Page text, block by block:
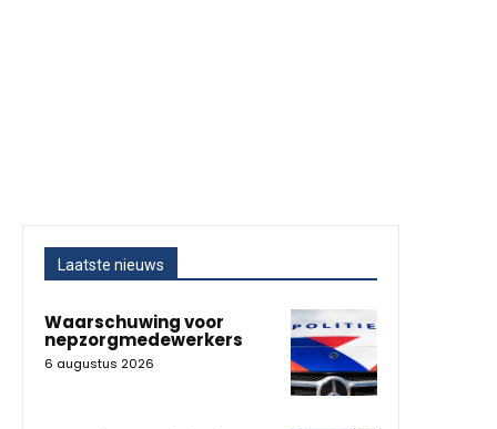
Laatste nieuws
Waarschuwing voor
nepzorgmedewerkers
6 augustus 2026